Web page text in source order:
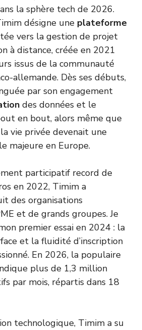
la sphère tech de 2026.
désigne une plateforme
vers la gestion de projet
à distance, créée en 2021
issus de la communauté
allemande. Dès ses débuts,
par son engagement
des données et le
en bout, alors même que
vie privée devenait une
majeure en Europe.
participatif record de
en 2022, Timim a
des organisations
et de grands groupes. Je
premier essai en 2024 : la
et la fluidité d’inscription
En 2026, la populaire
plus de 1,3 million
par mois, répartis dans 18
technologique, Timim a su